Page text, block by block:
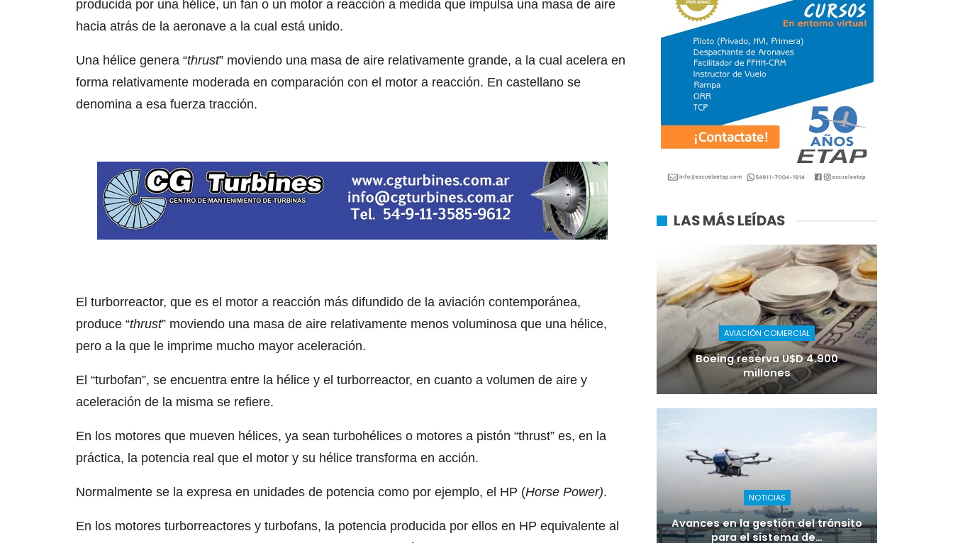
producida por una hélice, un fan o un motor a reacción a medida que impulsa una masa de aire
hacia atrás de la aeronave a la cual está unido.
Una hélice genera “thrust” moviendo una masa de aire relativamente grande, a la cual acelera en
forma relativamente moderada en comparación con el motor a reacción. En castellano se
denomina a esa fuerza tracción.
El turborreactor, que es el motor a reacción más difundido de la aviación contemporánea,
produce “thrust” moviendo una masa de aire relativamente menos voluminosa que una hélice,
pero a la que le imprime mucho mayor aceleración.
El “turbofan”, se encuentra entre la hélice y el turborreactor, en cuanto a volumen de aire y
aceleración de la misma se refiere.
En los motores que mueven hélices, ya sean turbohélices o motores a pistón “thrust” es, en la
práctica, la potencia real que el motor y su hélice transforma en acción.
Normalmente se la expresa en unidades de potencia como por ejemplo, el HP (Horse Power).
En los motores turborreactores y turbofans, la potencia producida por ellos en HP equivalente al
LAS MÁS LEÍDAS
AVIACIÓN COMERCIAL
Boeing reserva U$D 4.900
millones
NOTICIAS
Avances en la gestión del tránsito
para el sistema de…